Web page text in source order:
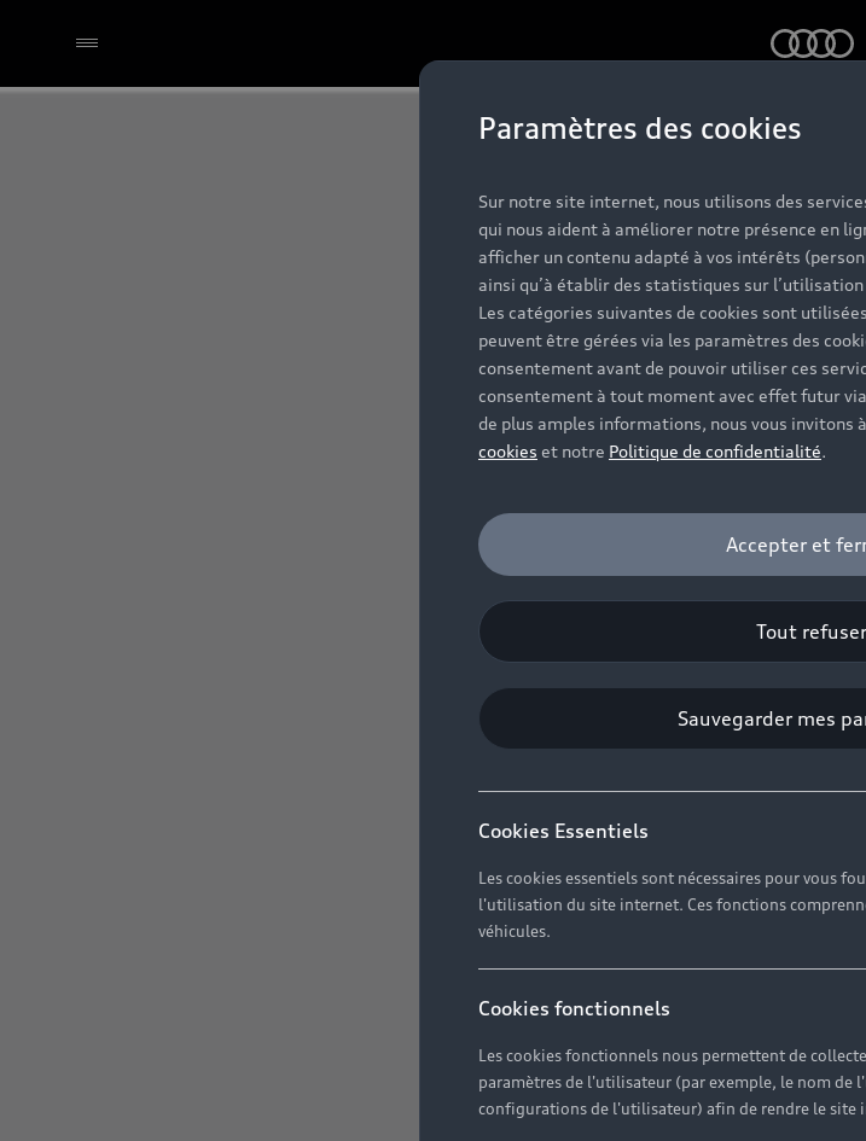
Paramètres des cookies
Sur notre site internet, nous utilisons des
qui nous aident à améliorer notre présence en
afficher un contenu adapté à vos intérêts
ainsi qu’à établir des statistiques sur
Les catégories suivantes de cookies sont
peuvent être gérées via les paramètres des
consentement avant de pouvoir utiliser ces
consentement à tout moment avec effet futur
de plus amples informations, nous vous invitons
cookies et notre Politique de confidentialité.
Accepter et
Tout refuser
Sauvegarder mes
Cookies Essentiels
Les cookies essentiels sont nécessaires pour vous
l'utilisation du site internet. Ces fonctions
véhicules.
Cookies fonctionnels
Les cookies fonctionnels nous permettent de
paramètres de l'utilisateur (par exemple, le nom de
configurations de l'utilisateur) afin de rendre le site